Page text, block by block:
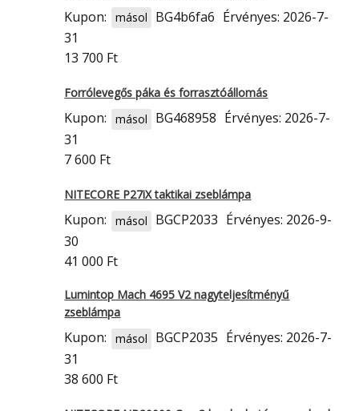
Kupon: másol BG4b6fa6 Érvényes: 2026-7-
31
13 700 Ft
Forrólevegős páka és forrasztóállomás
Kupon: másol BG468958 Érvényes: 2026-7-
31
7 600 Ft
NITECORE P27iX taktikai zseblámpa
Kupon: másol BGCP2033 Érvényes: 2026-9-
30
41 000 Ft
Lumintop Mach 4695 V2 nagyteljesítményű
zseblámpa
Kupon: másol BGCP2035 Érvényes: 2026-7-
31
38 600 Ft